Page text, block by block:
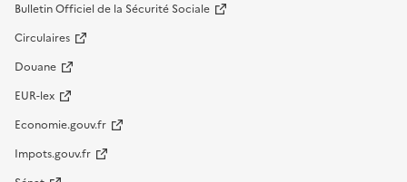
Bulletin Officiel de la Sécurité Sociale
Circulaires
Douane
EUR-lex
Economie.gouv.fr
Impots.gouv.fr